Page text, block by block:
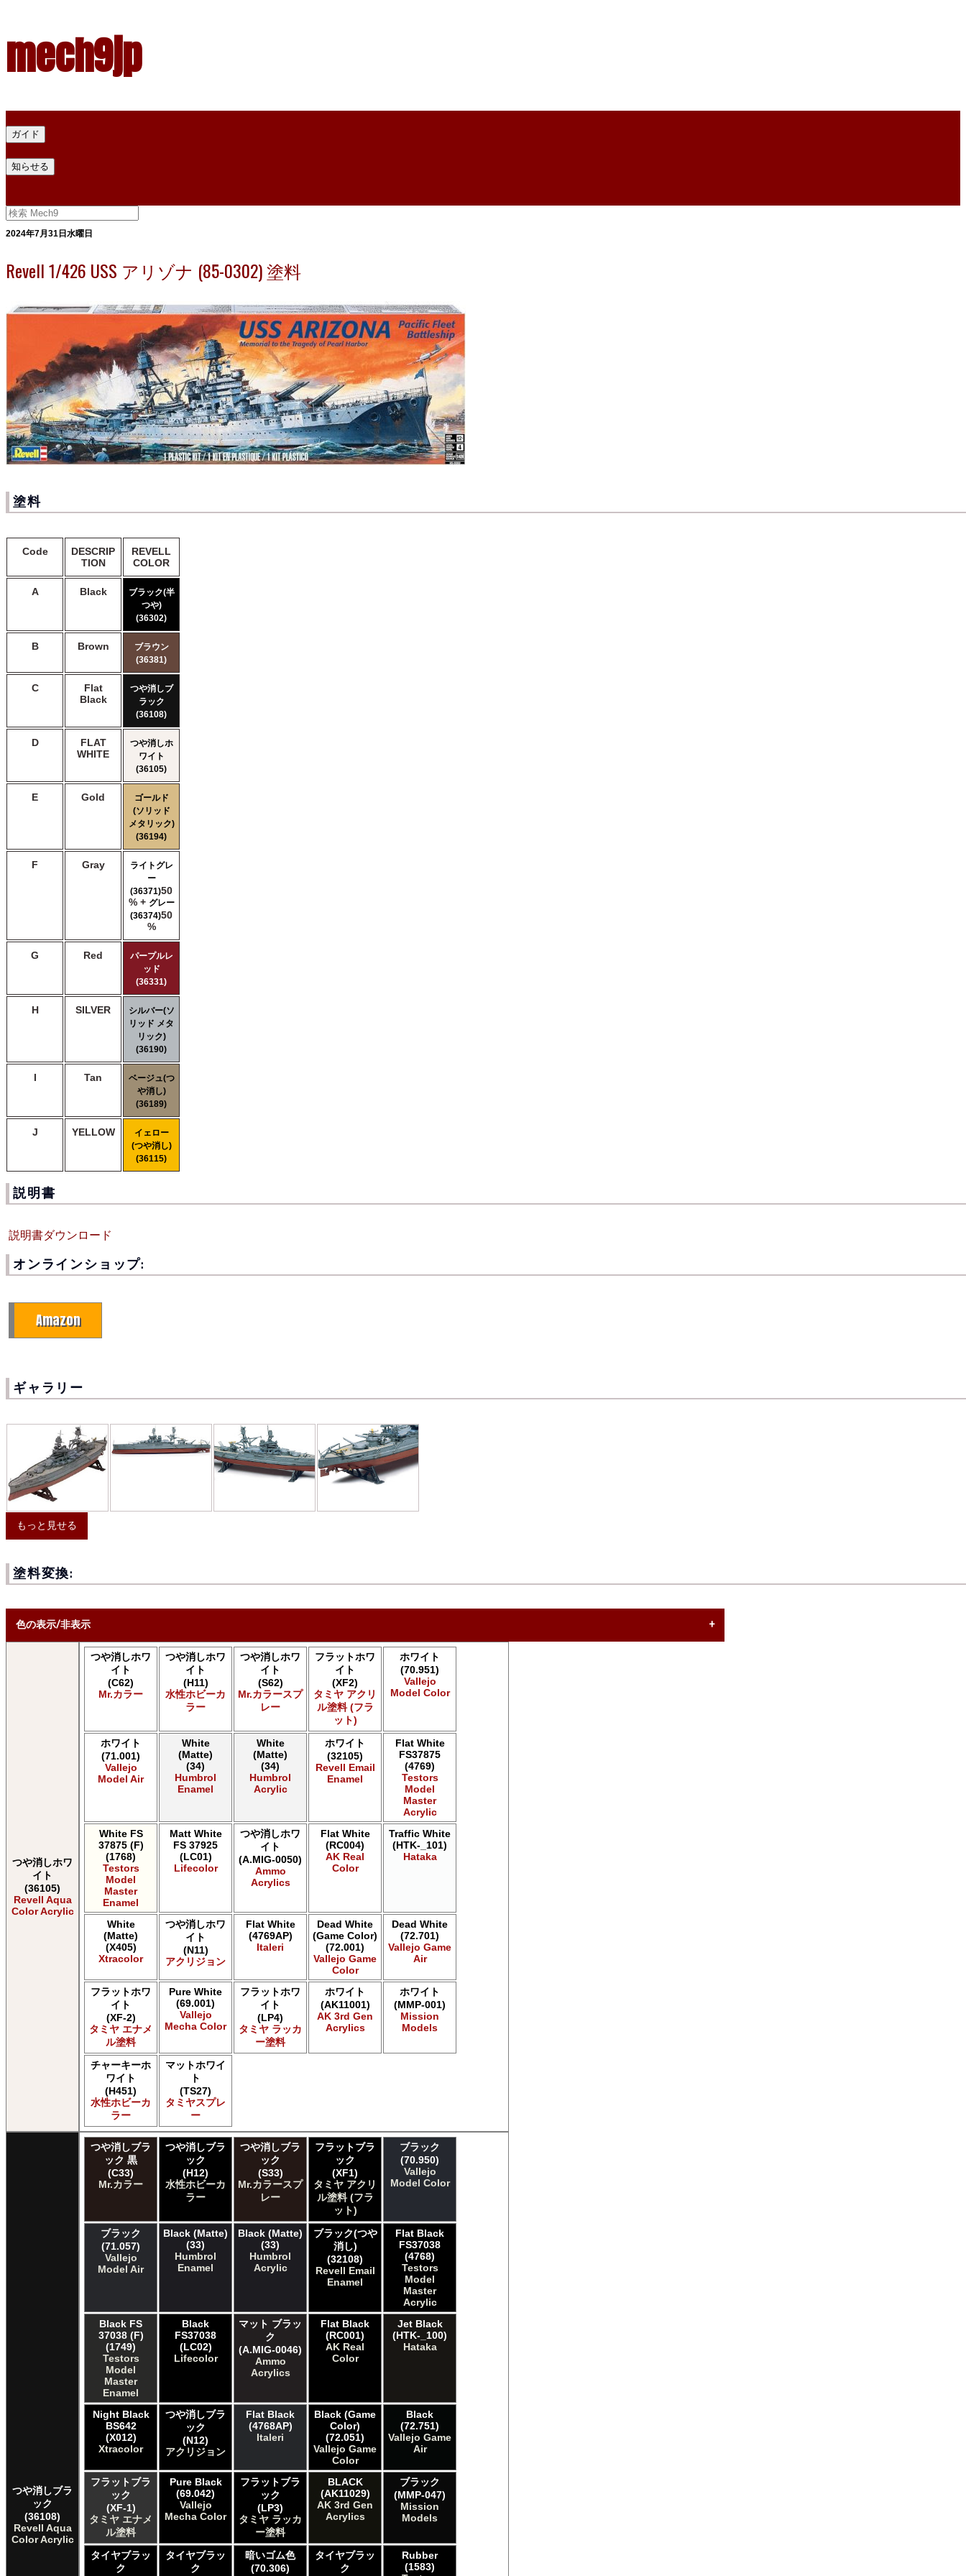
mech9jp
ガイド
知らせる
2024年7月31日水曜日
Revell 1/426 USS アリゾナ (85-0302) 塗料
塗料
Code
DESCRIP
TION
REVELL
COLOR
A Black
ブラック(半
つや)
(36302)
B Brown
ブラウン
(36381)
C
Flat
Black
つや消しブ
ラック
(36108)
D
FLAT
WHITE
つや消しホ
ワイト
(36105)
E Gold
ゴールド
(ソリッド
メタリック)
(36194)
F Gray
ライトグレ
ー
(36371)50
% + グレー
(36374)50
%
G Red
パープルレ
ッド
(36331)
H SILVER
シルバー(ソ
リッド メタ
リック)
(36190)
I Tan
ベージュ(つ
や消し)
(36189)
J YELLOW
イェロー
(つや消し)
(36115)
説明書
説明書ダウンロード
オンラインショップ:
Amazon
ギャラリー
もっと見せる
塗料変換:
色の表示/非表示
* ボックスをオン/オフにして、同等の色を見つけやすくします。
AK INTERACTIVE AK 3rd Gen Acrylics
AK INTERACTIVE AK Real Color
ALCLAD II ALCLAD II
AMMO by Mig Jimenez Ammo Acrylics
Acrylicos Vallejo Vallejo Game Air
Acrylicos Vallejo Vallejo Game Color
Acrylicos Vallejo Vallejo Metal Color
Acrylicos Vallejo Vallejo Model Air
Acrylicos Vallejo Vallejo Model Color
Acrylicos Vallejo Vallejo Panzer Aces
Citadel Colour Citadel
E7 Paints E7 Paints
HATAKA HOBBY Hataka
Humbrol - Hornby Hobbies Humbrol Acrylic
Humbrol of Hornby Hobbies Humbrol Enamel
ICM ICM Paints
Lifecolor Lifecolor
Meng Meng Color
Mission Models Mission Models
Revell of Germany Revell Aqua Color Acrylic
Revell of Germany Revell Email Enamel
Testors of Rust-Oleum Group Testors Model Master Acrylic
Testors of Rust-Oleum Group Testors Model Master Enamel
The Scale Modellers Supply SMS
Xtracolor Xtracolor
ガイアノーツ ガイア エナメル カラー
ガイアノーツ ガイアカラー
タミヤ タミヤ アクリル塗料
タミヤ タミヤ アクリル塗料 (フラット)
タミヤ タミヤ エアーモデルスプレー
タミヤ タミヤ ラッカー塗料
タミヤ タミヤスプレー
タミヤ タミヤスプレー
ＧＳＩクレオス Mr.カラー
ＧＳＩクレオス Mr.カラー スーパーメタリック
ＧＳＩクレオス Mr.カラー スーパーメタリック 2
ＧＳＩクレオス Mr.カラースプレー
ＧＳＩクレオス Mr.クリアカラーGX
ＧＳＩクレオス Mr.クリスタルカラー
ＧＳＩクレオス Mr.サーフェイサー/プライマー
ＧＳＩクレオス Mr.トップコート
ＧＳＩクレオス Mr.メタリックカラーGX
ＧＳＩクレオス Mr.メタルカラー
ＧＳＩクレオス アクリジョン
ＧＳＩクレオス ガンダムカラースプレー
ＧＳＩクレオス ガンダムマーカー
ＧＳＩクレオス 水性ホビーカラー
つや消しホワ
イト
(36105)
Revell Aqua
Color Acrylic
つや消しホワ
イト
(C62)
Mr.カラー
つや消しホワ
イト
(H11)
水性ホビーカ
ラー
つや消しホワ
イト
(S62)
Mr.カラースプ
レー
フラットホワ
イト
(XF2)
タミヤ アクリ
ル塗料 (フラ
ット)
ホワイト
(70.951)
Vallejo
Model Color
ホワイト
(71.001)
Vallejo
Model Air
White
(Matte)
(34)
Humbrol
Enamel
White
(Matte)
(34)
Humbrol
Acrylic
ホワイト
(32105)
Revell Email
Enamel
Flat White
FS37875
(4769)
Testors
Model
Master
Acrylic
White FS
37875 (F)
(1768)
Testors
Model
Master
Enamel
Matt White
FS 37925
(LC01)
Lifecolor
つや消しホワ
イト
(A.MIG-0050)
Ammo
Acrylics
Flat White
(RC004)
AK Real
Color
Traffic White
(HTK-_101)
Hataka
White
(Matte)
(X405)
Xtracolor
つや消しホワ
イト
(N11)
アクリジョン
Flat White
(4769AP)
Italeri
Dead White
(Game Color)
(72.001)
Vallejo Game
Color
Dead White
(72.701)
Vallejo Game
Air
フラットホワ
イト
(XF-2)
タミヤ エナメ
ル塗料
Pure White
(69.001)
Vallejo
Mecha Color
フラットホワ
イト
(LP4)
タミヤ ラッカ
ー塗料
ホワイト
(AK11001)
AK 3rd Gen
Acrylics
ホワイト
(MMP-001)
Mission
Models
チャーキーホ
ワイト
(H451)
水性ホビーカ
ラー
マットホワイ
ト
(TS27)
タミヤスプレ
ー
つや消しブラ
ック
(36108)
Revell Aqua
Color Acrylic
つや消しブラ
ック 黒
(C33)
Mr.カラー
つや消しブラ
ック
(H12)
水性ホビーカ
ラー
つや消しブラ
ック
(S33)
Mr.カラースプ
レー
フラットブラ
ック
(XF1)
タミヤ アクリ
ル塗料 (フラ
ット)
ブラック
(70.950)
Vallejo
Model Color
ブラック
(71.057)
Vallejo
Model Air
Black (Matte)
(33)
Humbrol
Enamel
Black (Matte)
(33)
Humbrol
Acrylic
ブラック(つや
消し)
(32108)
Revell Email
Enamel
Flat Black
FS37038
(4768)
Testors
Model
Master
Acrylic
Black FS
37038 (F)
(1749)
Testors
Model
Master
Enamel
Black
FS37038
(LC02)
Lifecolor
マット ブラッ
ク
(A.MIG-0046)
Ammo
Acrylics
Flat Black
(RC001)
AK Real
Color
Jet Black
(HTK-_100)
Hataka
Night Black
BS642
(X012)
Xtracolor
つや消しブラ
ック
(N12)
アクリジョン
Flat Black
(4768AP)
Italeri
Black (Game
Color)
(72.051)
Vallejo Game
Color
Black
(72.751)
Vallejo Game
Air
フラットブラ
ック
(XF-1)
タミヤ エナメ
ル塗料
Pure Black
(69.042)
Vallejo
Mecha Color
フラットブラ
ック
(LP3)
タミヤ ラッカ
ー塗料
BLACK
(AK11029)
AK 3rd Gen
Acrylics
ブラック
(MMP-047)
Mission
Models
タイヤブラッ
ク
タイヤブラッ
ク
暗いゴム色
(70.306)
タイヤブラッ
ク
Rubber
(1583)